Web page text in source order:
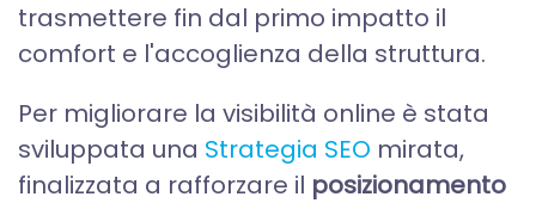
trasmettere fin dal primo impatto il
comfort e l'accoglienza della struttura.
Per migliorare la visibilità online è stata
sviluppata una Strategia SEO mirata,
finalizzata a rafforzare il posizionamento